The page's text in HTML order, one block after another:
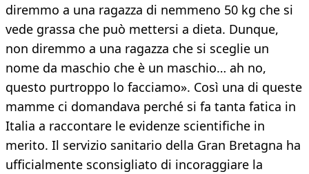
diremmo a una ragazza di nemmeno 50 kg che si
vede grassa che può mettersi a dieta. Dunque,
non diremmo a una ragazza che si sceglie un
nome da maschio che è un maschio… ah no,
questo purtroppo lo facciamo». Così una di queste
mamme ci domandava perché si fa tanta fatica in
Italia a raccontare le evidenze scientifiche in
merito. Il servizio sanitario della Gran Bretagna ha
ufficialmente sconsigliato di incoraggiare la